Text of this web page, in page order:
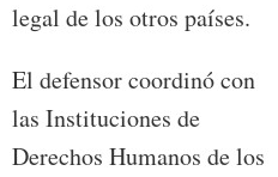
legal de los otros países.
El defensor coordinó con
las Instituciones de
Derechos Humanos de los